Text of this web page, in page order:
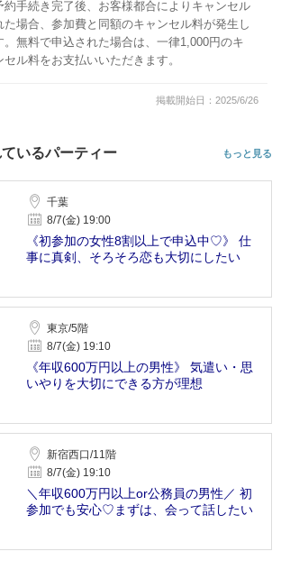
約手続き完了後、お客様都合によりキャンセル
た場合、参加費と同額のキャンセル料が発生し
。無料で申込された場合は、一律1,000円のキ
セル料をお支払いいただきます。
掲載開始日：2025/6/26
いるパーティー もっと見る
千葉
8/7(金) 19:00
《初参加の女性8割以上で申込中♡》 仕
事に真剣、そろそろ恋も大切にしたい
東京/5階
8/7(金) 19:10
《年収600万円以上の男性》 気遣い・思
いやりを大切にできる方が理想
新宿西口/11階
8/7(金) 19:10
＼年収600万円以上or公務員の男性／ 初
参加でも安心♡まずは、会って話したい